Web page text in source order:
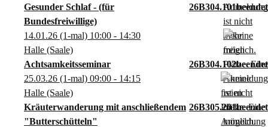
Gesunder Schlaf - (für
Bundesfreiwillige)
26B304.101
14.01.26 (1-mal) 10:00 - 14:30
Halle (Saale)
Achtsamkeitsseminar
26B304.102
25.03.26 (1-mal) 09:00 - 14:15
Halle (Saale)
Kräuterwanderung mit anschließendem
"Butterschütteln"
26B305.201